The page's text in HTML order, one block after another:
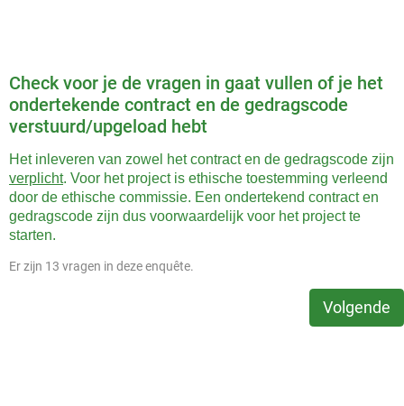
Check voor je de vragen in gaat vullen of je het
ondertekende contract en de gedragscode
verstuurd/upgeload hebt
Het inleveren van zowel het contract en de gedragscode zijn
verplicht. Voor het project is ethische toestemming verleend
door de ethische commissie. Een ondertekend contract en
gedragscode zijn dus voorwaardelijk voor het project te
starten.
Er zijn 13 vragen in deze enquête.
Volgende